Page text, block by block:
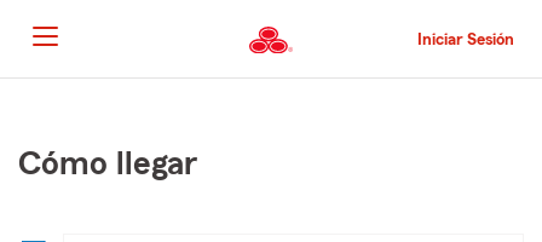
al
contenido
principal
Iniciar Sesión
principal
Cómo llegar